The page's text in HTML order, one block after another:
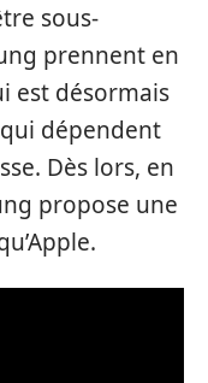
sous-
prennent en
est désormais
dépendent
Dès lors, en
propose une